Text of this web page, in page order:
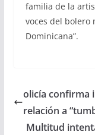
familia de la
voces del bolero
Dominicana”.
olicía confirma
relación a
Multitud